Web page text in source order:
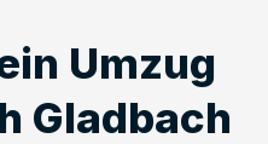
Umzug
Gladbach